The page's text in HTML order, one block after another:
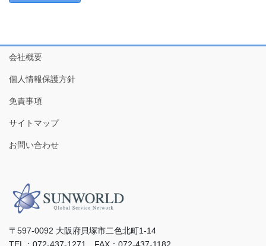
会社概要
個人情報保護方針
免責事項
サイトマップ
お問い合わせ
〒597-0092 ⼤阪府⾙塚市⼆⾊北町1-14